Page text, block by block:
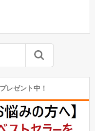
レゼント中！